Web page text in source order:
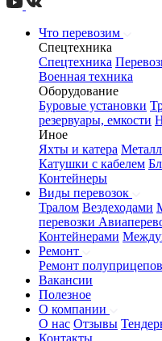
Что перевозим
Спецтехника
Спецтехника
Военная техника
Оборудование
Буровые установки
резервуары, емкости
Иное
Яхты и катера
Катушки с кабелем
Контейнеры
Виды перевозок
Тралом Вездеходами
перевозки
Контейнерами
Ремонт
Ремонт полуприцепов
Вакансии
Полезное
О компании
О нас Отзывы
Контакты